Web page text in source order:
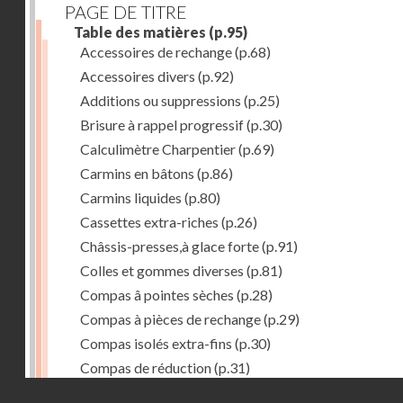
PAGE DE TITRE
Table des matières (p.95)
Accessoires de rechange(p.68)
Accessoires divers (p.92)
Additions ou suppressions (p.25)
Brisure à rappel progressif(p.30)
Calculimètre Charpentier(p.69)
Carmins en bâtons (p.86)
Carmins liquides (p.80)
Cassettes extra-riches (p.26)
Châssis-presses,à glace forte(p.91)
Colles et gommes diverses (p.81)
Compas â pointes sèches (p.28)
Compas à pièces de rechange(p.29)
Compas isolés extra-fins (p.30)
Compas de réduction(p.31)